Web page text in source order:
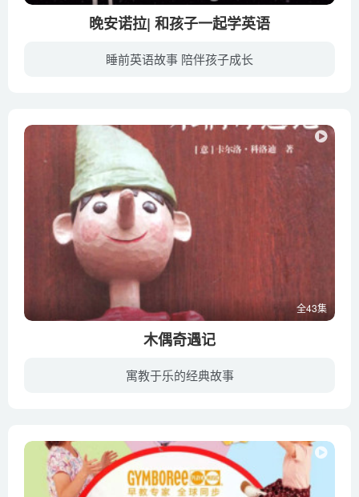
晚安诺拉| 和孩子一起学英语
睡前英语故事 陪伴孩子成长
全43集
木偶奇遇记
寓教于乐的经典故事